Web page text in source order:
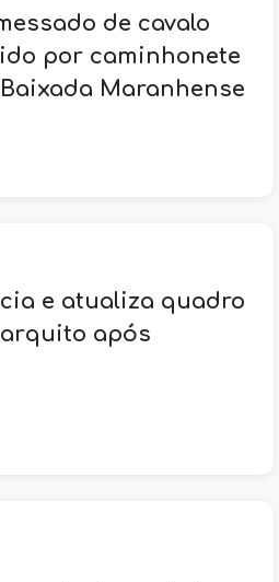
de cavalo
por caminhonete
Maranhense
e atualiza quadro
após